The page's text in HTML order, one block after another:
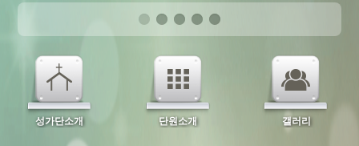
성가단소개 단원소개 갤러리